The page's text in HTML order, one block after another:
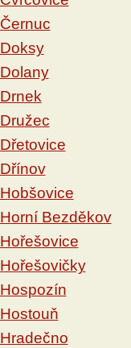
Černuc
Doksy
Dolany
Drnek
Družec
Dřetovice
Dřínov
Hobšovice
Horní Bezděkov
Hořešovice
Hořešovičky
Hospozín
Hostouň
Hradečno